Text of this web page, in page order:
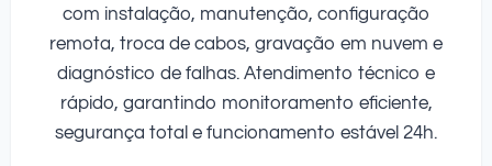
com instalação, manutenção, configuração
remota, troca de cabos, gravação em nuvem e
diagnóstico de falhas. Atendimento técnico e
rápido, garantindo monitoramento eficiente,
segurança total e funcionamento estável 24h.